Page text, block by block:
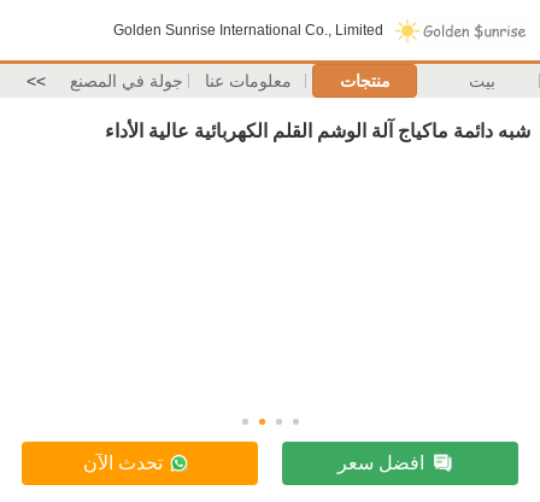
Golden Sunrise International Co., Limited
بيت منتجات معلومات عنا جولة في المصنع >>
شبه دائمة ماكياج آلة الوشم القلم الكهربائية عالية الأداء
افضل سعر تحدث الآن